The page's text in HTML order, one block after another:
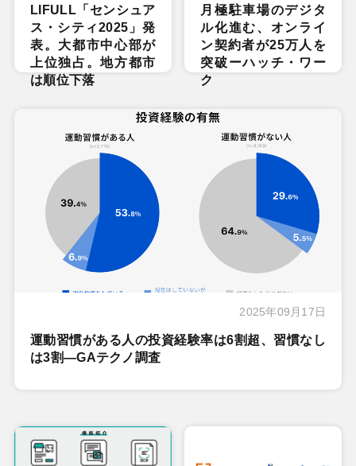
LIFULL「センシュア
ス・シティ2025」発
表。大都市中心部が
上位独占。地方都市
は順位下落
月極駐車場のデジタ
ル化進む、オンライ
ン契約者が25万人を
突破ーハッチ・ワー
ク
2025年09月17日
運動習慣がある人の投資経験率は6割超、習慣なし
は3割―GAテクノ調査